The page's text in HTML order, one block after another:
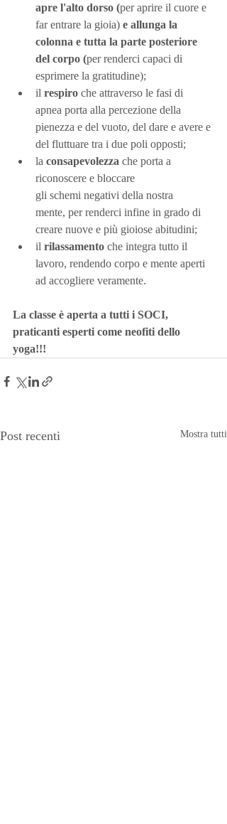
apre l'alto dorso (per aprire il cuore e
far entrare la gioia) e allunga la
colonna e tutta la parte posteriore
del corpo (per renderci capaci di
esprimere la gratitudine);
il respiro che attraverso le fasi di
apnea porta alla percezione della
pienezza e del vuoto, del dare e avere e
del fluttuare tra i due poli opposti;
la consapevolezza che porta a
riconoscere e bloccare
gli schemi negativi della nostra
mente, per renderci infine in grado di
creare nuove e più gioiose abitudini;
il rilassamento che integra tutto il
lavoro, rendendo corpo e mente aperti
ad accogliere veramente.
La classe è aperta a tutti i SOCI,
praticanti esperti come neofiti dello
yoga!!!
Post recenti Mostra tutti